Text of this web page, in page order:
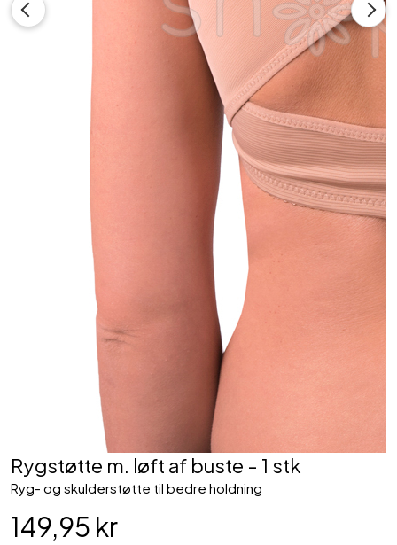
Rygstøtte m. løft af buste - 1 stk
Ryg- og skulderstøtte til bedre holdning
149,95 kr